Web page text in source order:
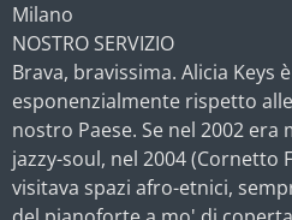
Milano
NOSTRO SERVIZIO
Brava, bravissima. Alicia Keys
esponenzialmente rispetto
nostro Paese. Se nel 2002
jazzy-soul, nel 2004 (Cornetto
visitava spazi afro-etnici,